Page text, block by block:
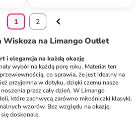
1 2
Wiskoza na Limango Outlet
i elegancja na każdą okazję
wybór na każdą porę roku. Materiał ten
co sprawia, że jest idealny na
przyjemna w dotyku, dzięki czemu nasze
przez cały dzień. W Limango
które zachwycą zarówno miłośniczki klasyki,
wzorów. Bez względu na okazję,
doskonale.